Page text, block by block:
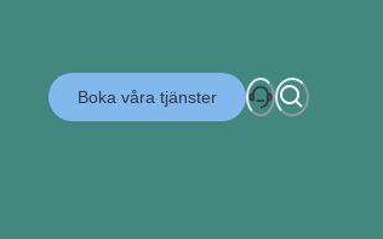
Boka våra tjänster